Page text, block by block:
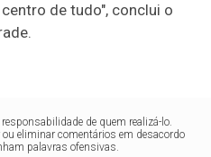
de tudo", conclui o
de quem realizá-lo.
eliminar comentários em desacordo
palavras ofensivas.